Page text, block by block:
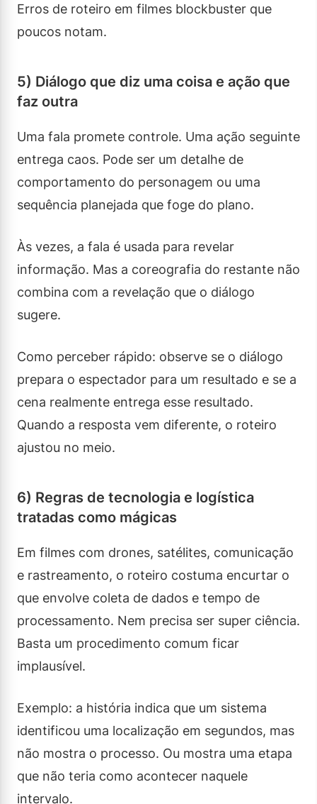
Erros de roteiro em filmes blockbuster que
poucos notam.
5) Diálogo que diz uma coisa e ação que
faz outra
Uma fala promete controle. Uma ação seguinte
entrega caos. Pode ser um detalhe de
comportamento do personagem ou uma
sequência planejada que foge do plano.
Às vezes, a fala é usada para revelar
informação. Mas a coreografia do restante não
combina com a revelação que o diálogo
sugere.
Como perceber rápido: observe se o diálogo
prepara o espectador para um resultado e se a
cena realmente entrega esse resultado.
Quando a resposta vem diferente, o roteiro
ajustou no meio.
6) Regras de tecnologia e logística
tratadas como mágicas
Em filmes com drones, satélites, comunicação
e rastreamento, o roteiro costuma encurtar o
que envolve coleta de dados e tempo de
processamento. Nem precisa ser super ciência.
Basta um procedimento comum ficar
implausível.
Exemplo: a história indica que um sistema
identificou uma localização em segundos, mas
não mostra o processo. Ou mostra uma etapa
que não teria como acontecer naquele
intervalo.